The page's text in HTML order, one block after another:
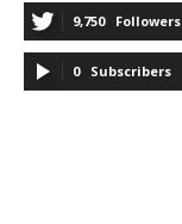
9,750 Followers
0 Subscribers